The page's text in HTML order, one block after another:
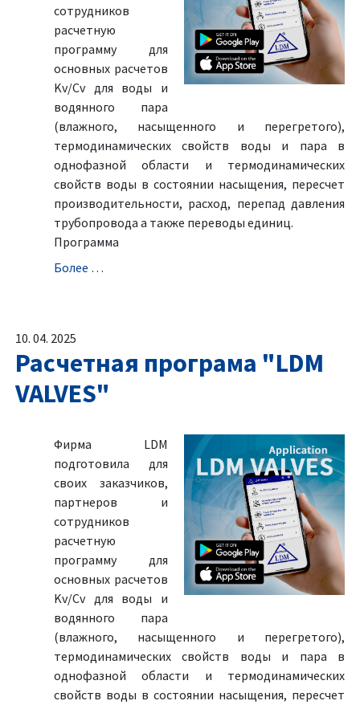
сотрудников
расчетную
программу для
основных расчетов
Kv/Cv для воды и
водянного пара
(влажного, насыщенного и перегретого),
термодинамических свойств воды и пара в
однофазной области и термодинамических
свойств воды в состоянии насыщения, пересчет
производительности, расход, перепад давления
трубопровода а также переводы единиц.
Программа
Болeе …
10. 04. 2025
Расчетная програма "LDM
VALVES"
Фирма LDM
подготовила для
своих заказчиков,
партнеров и
сотрудников
расчетную
программу для
основных расчетов
Kv/Cv для воды и
водянного пара
(влажного, насыщенного и перегретого),
термодинамических свойств воды и пара в
однофазной области и термодинамических
свойств воды в состоянии насыщения, пересчет